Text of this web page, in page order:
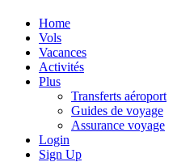
Home
Vols
Vacances
Activités
Plus
Transferts aéroport
Guides de voyage
Assurance voyage
Login
Sign Up